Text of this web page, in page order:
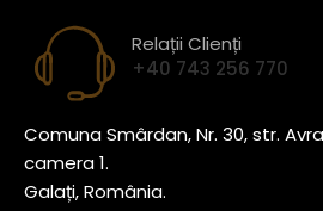
Relații Clienți
+40 743 256 770
Comuna Smârdan, Nr. 30, str.
camera 1.
Galați, România.